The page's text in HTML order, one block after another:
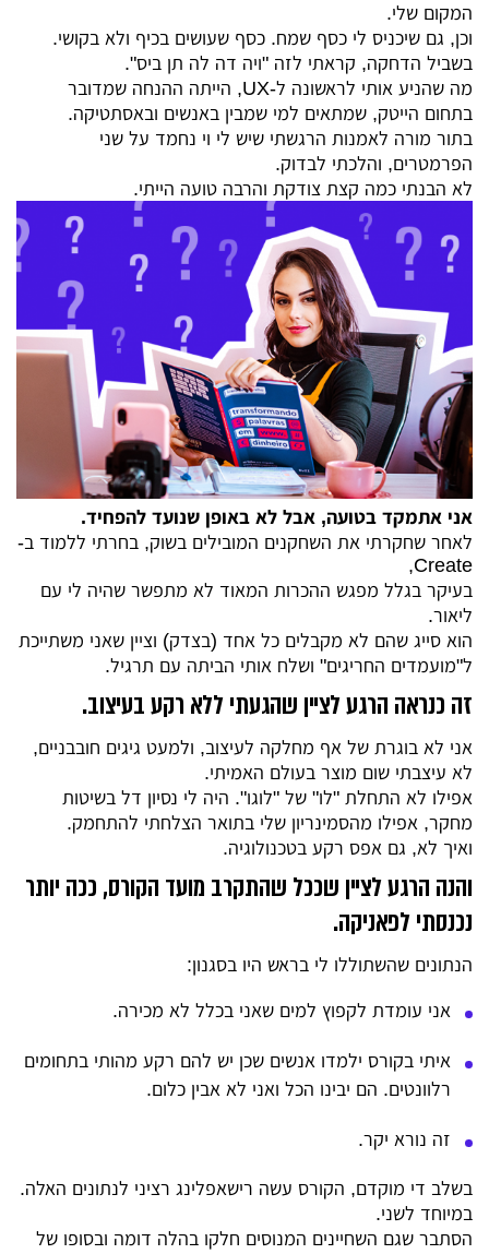
המקום שלי.
וכן, גם שיכניס לי כסף שמח. כסף שעושים בכיף ולא בקושי.
בשביל הדחקה, קראתי לזה "ויה דה לה תן ביס".
מה שהניע אותי לראשונה ל-UX, הייתה ההנחה שמדובר
בתחום הייטק, שמתאים למי שמבין באנשים ובאסתטיקה.
בתור מורה לאמנות הרגשתי שיש לי וי נחמד על שני
הפרמטרים, והלכתי לבדוק.
לא הבנתי כמה קצת צודקת והרבה טועה הייתי.
אני אתמקד בטועה, אבל לא באופן שנועד להפחיד.
לאחר שחקרתי את השחקנים המובילים בשוק, בחרתי ללמוד ב-
Create,
בעיקר בגלל מפגש ההכרות המאוד לא מתפשר שהיה לי עם
ליאור.
הוא סייג שהם לא מקבלים כל אחד (בצדק) וציין שאני משתייכת
ל"מועמדים החריגים" ושלח אותי הביתה עם תרגיל.
זה כנראה הרגע לציין שהגעתי ללא רקע בעיצוב.
אני לא בוגרת של אף מחלקה לעיצוב, ולמעט גיגים חובבניים,
לא עיצבתי שום מוצר בעולם האמיתי.
אפילו לא התחלת "לו" של "לוגו". היה לי נסיון דל בשיטות
מחקר, אפילו מהסמינריון שלי בתואר הצלחתי להתחמק.
ואיך לא, גם אפס רקע בטכנולוגיה.
והנה הרגע לציין שככל שהתקרב מועד הקורס, ככה יותר
נכנסתי לפאניקה.
הנתונים שהשתוללו לי בראש היו בסגנון:
אני עומדת לקפוץ למים שאני בכלל לא מכירה.
איתי בקורס ילמדו אנשים שכן יש להם רקע מהותי בתחומים
רלוונטים. הם יבינו הכל ואני לא אבין כלום.
זה נורא יקר.
בשלב די מוקדם, הקורס עשה רישאפלינג רציני לנתונים האלה.
במיוחד לשני.
הסתבר שגם השחיינים המנוסים חלקו בהלה דומה ובסופו של